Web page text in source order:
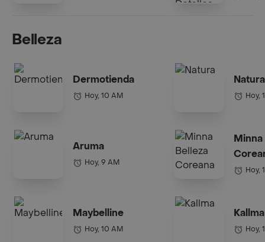
Belleza
Dermotienda
Hoy, 10 AM
Aruma
Hoy, 9 AM
Maybelline
Hoy, 10 AM
Natura
Hoy,
Minna
Hoy,
Kallma
Hoy,